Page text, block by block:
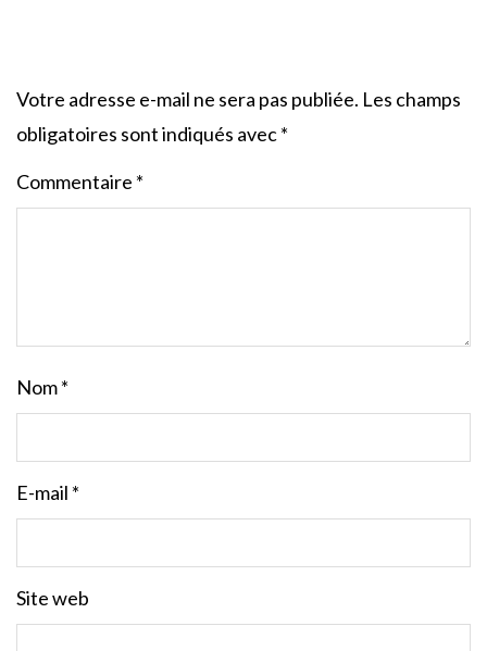
Votre adresse e-mail ne sera pas publiée. Les champs
obligatoires sont indiqués avec*
Commentaire *
Nom*
E-mail *
Site web